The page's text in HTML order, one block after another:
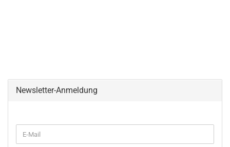
Newsletter-Anmeldung
ZUR
E-
Mail